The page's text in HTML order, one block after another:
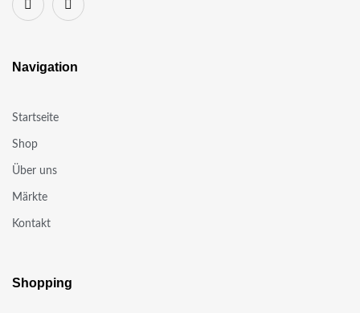
Navigation
Startseite
Shop
Über uns
Märkte
Kontakt
Shopping